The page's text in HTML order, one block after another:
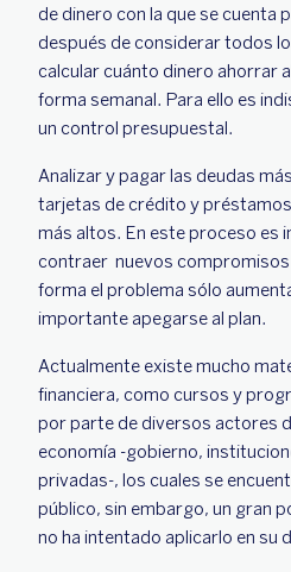
de dinero con la que se cuenta
después de considerar todos
calcular cuánto dinero ahorrar
forma semanal. Para ello es
un control presupuestal.
Analizar y pagar las deudas
tarjetas de crédito y
más altos. En este proceso es
contraer nuevos compromisos
forma el problema sólo
importante apegarse al plan.
Actualmente existe mucho
financiera, como cursos y
por parte de diversos actores
economía -gobierno,
privadas-, los cuales se
público, sin embargo, un gran
no ha intentado aplicarlo en su